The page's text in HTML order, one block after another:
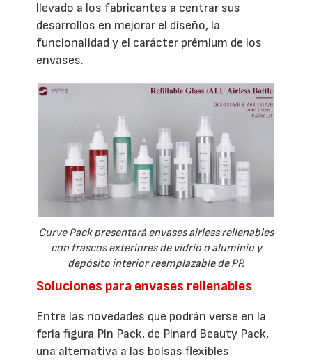
llevado a los fabricantes a centrar sus
desarrollos en mejorar el diseño, la
funcionalidad y el carácter prémium de los
envases.
Curve Pack presentará envases airless rellenables
con frascos exteriores de vidrio o aluminio y
depósito interior reemplazable de PP.
Soluciones para envases rellenables
Entre las novedades que podrán verse en la
feria figura Pin Pack, de Pinard Beauty Pack,
una alternativa a las bolsas flexibles